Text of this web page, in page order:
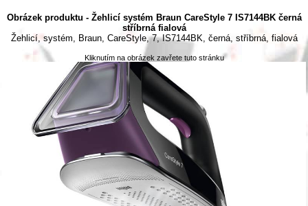
Obrázek produktu - Žehlicí systém Braun CareStyle 7 IS7144BK černá
stříbrná fialová
Žehlicí, systém, Braun, CareStyle, 7, IS7144BK, černá, stříbrná, fialová
Kliknutím na obrázek zavřete tuto stránku